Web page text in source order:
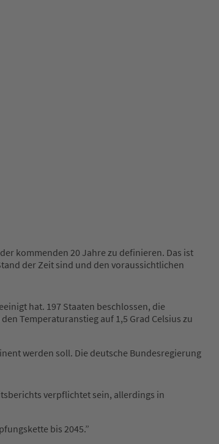
kommenden 20 Jahre zu definieren. Das ist
der Zeit sind und den voraussichtlichen
hat. 197 Staaten beschlossen, die
Temperaturanstieg auf 1,5 Grad Celsius zu
werden soll. Die deutsche Bundesregierung
verpflichtet sein, allerdings in
bis 2045.